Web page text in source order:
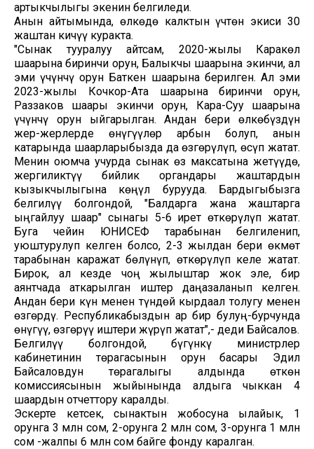
артыкчылыгы экенин белгиледи.
Анын айтымында, өлкөдө калктын үчтөн экиси 30
жаштан кичүү куракта.
"Сынак тууралуу айтсам, 2020-жылы Каракөл
шаарына биринчи орун, Балыкчы шаарына экинчи, ал
эми үчүнчү орун Баткен шаарына берилген. Ал эми
2023-жылы Кочкор-Ата шаарына биринчи орун,
Раззаков шаары экинчи орун, Кара-Суу шаарына
үчүнчү орун ыйгарылган. Андан бери өлкөбүздүн
жер-жерлерде өнүгүүлөр арбын болуп, анын
катарында шаарларыбызда да өзгөрүлүп, өсүп жатат.
Менин оюмча учурда сынак өз максатына жетүүдө,
жергиликтүү бийлик органдары жаштардын
кызыкчылыгына көңүл бурууда. Бардыгыбызга
белгилүү болгондой, "Балдарга жана жаштарга
ыңгайлуу шаар" сынагы 5-6 ирет өткөрүлүп жатат.
Буга чейин ЮНИСЕФ тарабынан белгиленип,
уюштурулуп келген болсо, 2-3 жылдан бери өкмөт
тарабынан каражат бөлүнүп, өткөрүлүп келе жатат.
Бирок, ал кезде чоң жылыштар жок эле, бир
аянтчада аткарылган иштер даңазаланып келген.
Андан бери күн менен түндөй кырдаал толугу менен
өзгөрдү. Республикабыздын ар бир булуң-бурчунда
өнүгүү, өзгөрүү иштери жүрүп жатат",- деди Байсалов.
Белгилүү болгондой, бүгүнкү министрлер
кабинетинин төрагасынын орун басары Эдил
Байсаловдун төрагалыгы алдында өткөн
комиссиясынын жыйынында алдыга чыккан 4
шаардын отчеттору каралды.
Эскерте кетсек, сынактын жобосуна ылайык, 1
орунга 3 млн сом, 2-орунга 2 млн сом, 3-орунга 1 млн
сом -жалпы 6 млн сом байге фонду каралган.